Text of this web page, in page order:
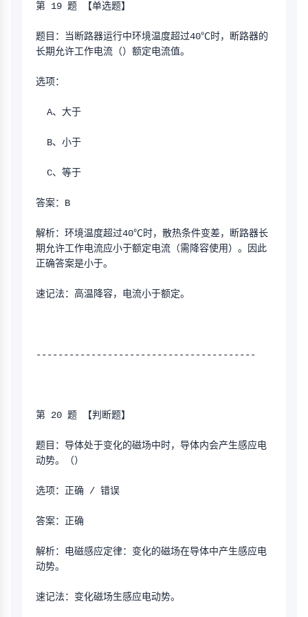
第 19 题 【单选题】
题目：当断路器运行中环境温度超过40℃时，断路器的
长期允许工作电流（）额定电流值。
选项：
  A、大于
  B、小于
  C、等于
答案：B
解析：环境温度超过40℃时，散热条件变差，断路器长
期允许工作电流应小于额定电流（需降容使用）。因此
正确答案是小于。
速记法：高温降容，电流小于额定。
----------------------------------------
第 20 题 【判断题】
题目：导体处于变化的磁场中时，导体内会产生感应电
动势。（）
选项：正确 / 错误
答案：正确
解析：电磁感应定律：变化的磁场在导体中产生感应电
动势。
速记法：变化磁场生感应电动势。